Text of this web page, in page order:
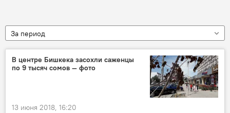
За период
В центре Бишкека засохли саженцы
по 9 тысяч сомов — фото
13 июня 2018, 16:20